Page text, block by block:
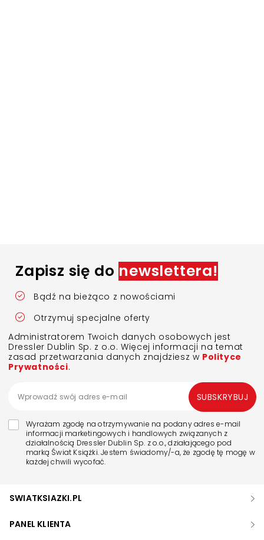
Zapisz się do newslettera!
Bądź na bieżąco z nowościami
Otrzymuj specjalne oferty
Administratorem Twoich danych osobowych jest
Dressler Dublin Sp. z o.o. Więcej informacji na temat
zasad przetwarzania danych znajdziesz w Polityce
Prywatności.
Wyrażam zgodę na otrzymywanie na podany adres e-mail
informacji marketingowych i handlowych związanych z
działalnością Dressler Dublin Sp. z o.o., działającego pod
marką Świat Książki. Jestem świadomy/-a, że zgodę tę mogę w
każdej chwili wycofać.
SUBSKRYBUJ
SWIATKSIAZKI.PL
PANEL KLIENTA